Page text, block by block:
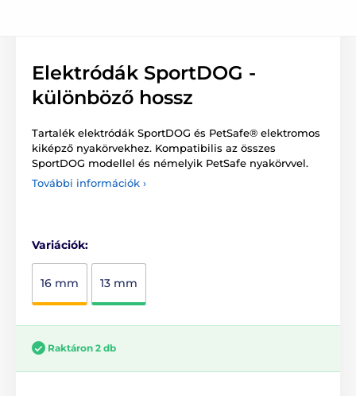
Elektródák SportDOG -
különböző hossz
Tartalék elektródák SportDOG és PetSafe® elektromos
kiképző nyakörvekhez. Kompatibilis az összes
SportDOG modellel és némelyik PetSafe nyakörvvel.
További információk ›
Variációk:
16 mm 13 mm
Raktáron 2 db